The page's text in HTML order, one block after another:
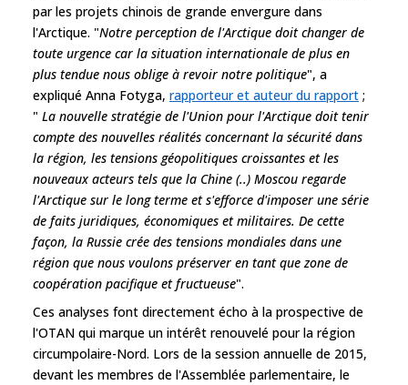
par les projets chinois de grande envergure dans
l'Arctique. "Notre perception de l'Arctique doit changer de
toute urgence car la situation internationale de plus en
plus tendue nous oblige à revoir notre politique", a
expliqué Anna Fotyga, rapporteur et auteur du rapport ;
" La nouvelle stratégie de l'Union pour l'Arctique doit tenir
compte des nouvelles réalités concernant la sécurité dans
la région, les tensions géopolitiques croissantes et les
nouveaux acteurs tels que la Chine (..) Moscou regarde
l'Arctique sur le long terme et s'efforce d'imposer une série
de faits juridiques, économiques et militaires. De cette
façon, la Russie crée des tensions mondiales dans une
région que nous voulons préserver en tant que zone de
coopération pacifique et fructueuse".
Ces analyses font directement écho à la prospective de
l'OTAN qui marque un intérêt renouvelé pour la région
circumpolaire-Nord. Lors de la session annuelle de 2015,
devant les membres de l'Assemblée parlementaire, le